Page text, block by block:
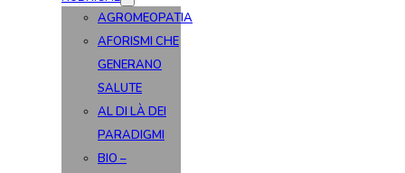
AGROMEOPATIA
AFORISMI CHE
GENERANO
SALUTE
AL DI LÀ DEI
PARADIGMI
BIO –